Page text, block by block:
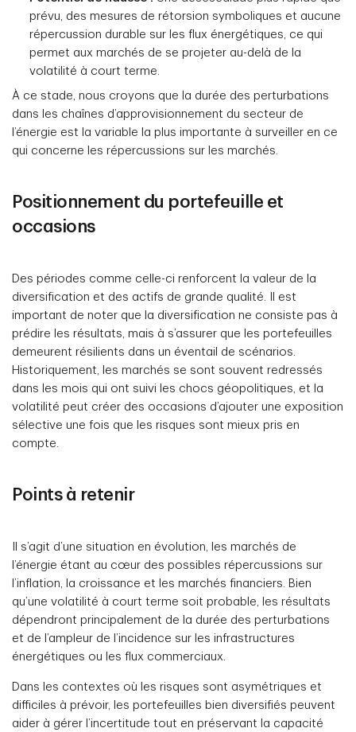
prévu, des mesures de rétorsion symboliques et aucune
répercussion durable sur les flux énergétiques, ce qui
permet aux marchés de se projeter au-delà de la
volatilité à court terme.
À ce stade, nous croyons que la durée des perturbations
dans les chaînes d’approvisionnement du secteur de
l’énergie est la variable la plus importante à surveiller en ce
qui concerne les répercussions sur les marchés.
Positionnement du portefeuille et
occasions
Des périodes comme celle-ci renforcent la valeur de la
diversification et des actifs de grande qualité. Il est
important de noter que la diversification ne consiste pas à
prédire les résultats, mais à s’assurer que les portefeuilles
demeurent résilients dans un éventail de scénarios.
Historiquement, les marchés se sont souvent redressés
dans les mois qui ont suivi les chocs géopolitiques, et la
volatilité peut créer des occasions d’ajouter une exposition
sélective une fois que les risques sont mieux pris en
compte.
Points à retenir
Il s’agit d’une situation en évolution, les marchés de
l’énergie étant au cœur des possibles répercussions sur
l’inflation, la croissance et les marchés financiers. Bien
qu’une volatilité à court terme soit probable, les résultats
dépendront principalement de la durée des perturbations
et de l’ampleur de l’incidence sur les infrastructures
énergétiques ou les flux commerciaux.
Dans les contextes où les risques sont asymétriques et
difficiles à prévoir, les portefeuilles bien diversifiés peuvent
aider à gérer l’incertitude tout en préservant la capacité